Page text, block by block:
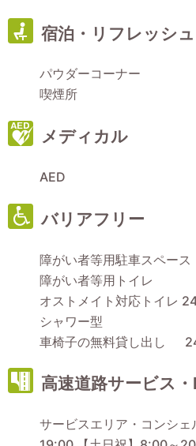
宿泊・リフレッシュ
パウダーコーナー
喫煙所
メディカル
AED
バリアフリー
障がい者等用駐車スペース
障がい者等用トイレ
オストメイト対応トイレ
シャワー型
車椅子の無料貸し出し
高速道路サービス・
サービスエリア・コンシ